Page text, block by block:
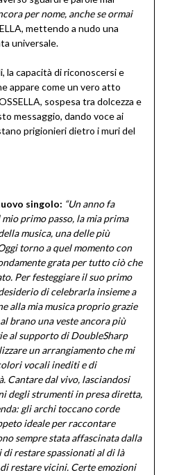
per nome, anche se ormai
mettendo a nudo una
universale.
la capacità di riconoscersi e
appare come un vero atto
sospesa tra dolcezza e
messaggio, dando voce ai
prigionieri dietro i muri del
singolo: “Un anno fa
mio primo passo, la mia prima
musica, una delle più
torno a quel momento con
grata per tutto ciò che
Per festeggiare il suo primo
di celebrarla insieme a
alla mia musica proprio grazie
brano una veste ancora più
al supporto di DoubleSharp
un arrangiamento che mi
vocali inediti e di
Cantare dal vivo, lasciandosi
degli strumenti in presa diretta,
gli archi toccano corde
ideale per raccontare
sempre stata affascinata dalla
restare spassionati al di là
restare vicini. Certe emozioni